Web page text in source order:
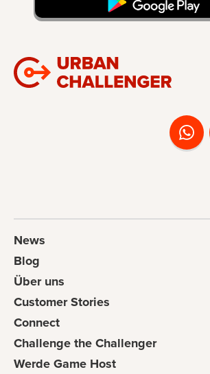
News
Blog
Über uns
Customer Stories
Connect
Challenge the Challenger
Werde Game Host